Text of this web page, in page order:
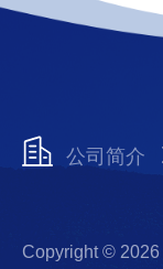
公司简介
Copyright ©